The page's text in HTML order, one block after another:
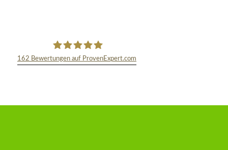
162 Bewertungen auf ProvenExpert.com